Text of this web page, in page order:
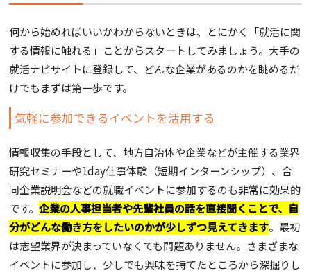
何から始めればいいかわからないときは、とにかく「就活に関
する情報に触れる」ことからスタートしてみましょう。大手の
就活ナビサイトに登録して、どんな企業があるのかを眺めるだ
けでもまずは第一歩です。
気軽に参加できるイベントを活用する
情報収集の手段として、地方自治体や企業などが主催する業界
研究セミナーや1day仕事体験（短期インターンシップ）、合
同企業説明会などの就職イベントに参加するのも非常に効果的
です。企業の人事担当者や先輩社員の話を直接聞くことで、自
分がどんな働き方をしたいのかが少しずつ見えてきます。最初
は志望業界が決まっていなくても問題ありません。さまざまな
イベントに参加し、少しでも興味を持てたところから深掘りし